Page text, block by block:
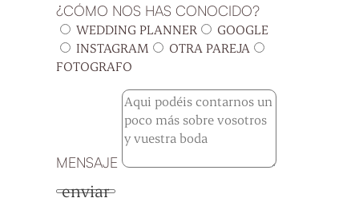
¿CÓMO NOS HAS CONOCIDO?
WEDDING PLANNER
GOOGLE
INSTAGRAM
OTRA PAREJA
FOTOGRAFO
MENSAJE
enviar